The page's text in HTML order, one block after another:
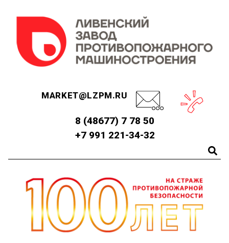
MARKET@LZPM.RU
8 (48677) 7 78 50
+7 991 221-34-32